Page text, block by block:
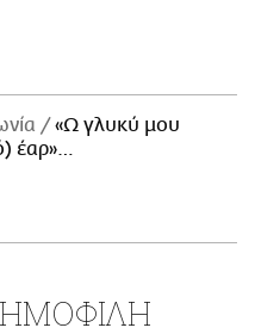
«Ω γλυκύ μου
έαρ»…